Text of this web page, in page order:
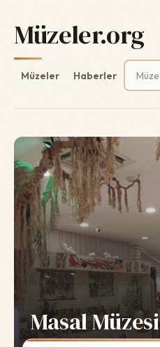
Müzeler.org
Müzeler Haberler
Arama:
Masal Müzesi